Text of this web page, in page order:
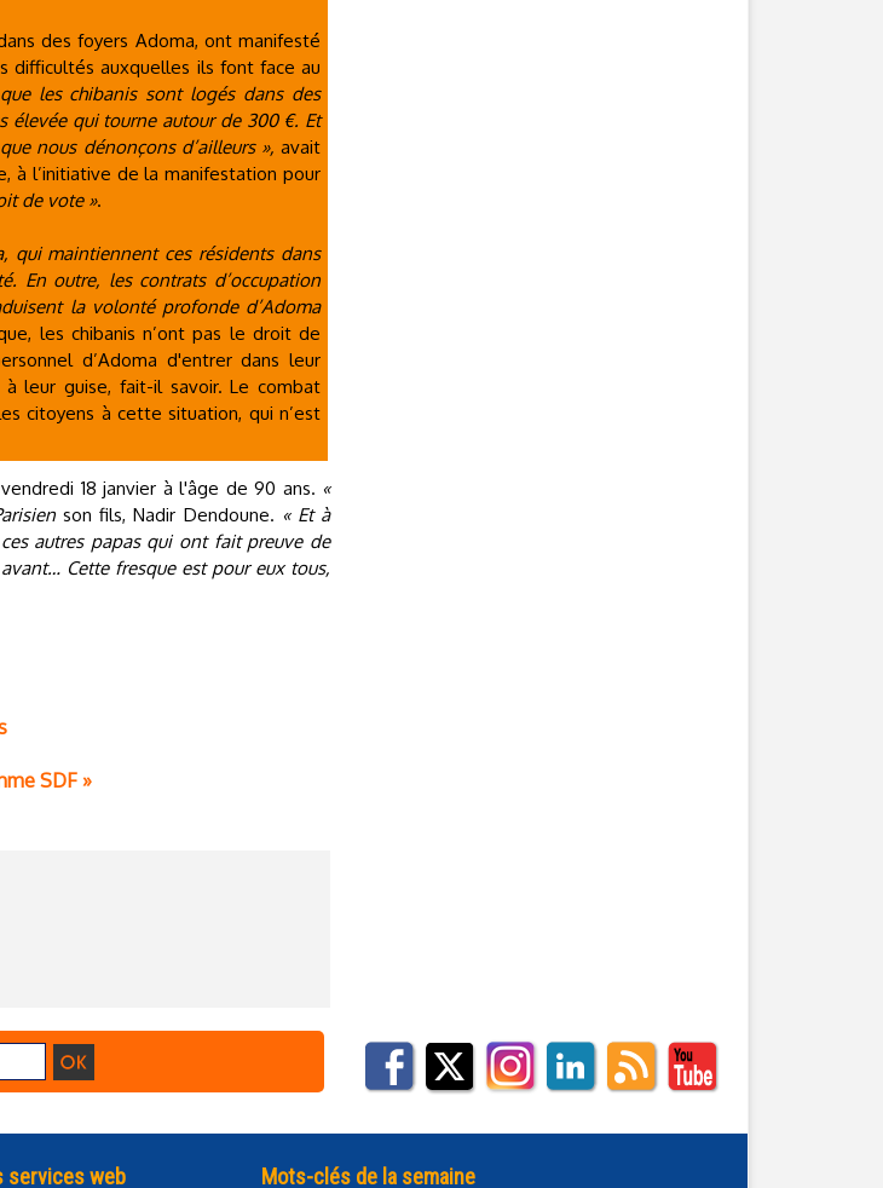
des foyers Adoma, ont manifesté
difficultés auxquelles ils font face au
les chibanis sont logés dans des
élevée qui tourne autour de 300 €. Et
nous dénonçons d’ailleurs », avait
à l’initiative de la manifestation pour
de vote ».
qui maintiennent ces résidents dans
En outre, les contrats d’occupation
la volonté profonde d’Adoma
les chibanis n’ont pas le droit de
d’Adoma d'entrer dans leur
à leur guise, fait-il savoir. Le combat
citoyens à cette situation, qui n’est
18 janvier à l'âge de 90 ans. «
son fils, Nadir Dendoune. « Et à
autres papas qui ont fait preuve de
Cette fresque est pour eux tous,
SDF »
services web Mots-clés de la semaine